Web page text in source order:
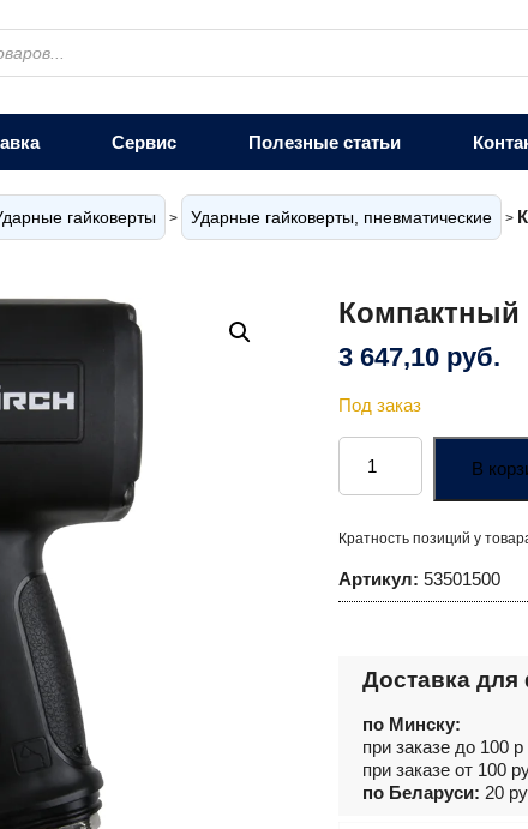
Сервис Полезные статьи
гайковерты > Ударные гайковерты, пневматические >
Компактный
3 647,10 руб.
Под заказ
Количество
товара
Компактный
гайковёрт
3/4"
Нм
В
Кратность позиций у
Артикул: 53501500
Доставка для
по Минску:
при заказе до 100
при заказе от
по Беларуси: 20